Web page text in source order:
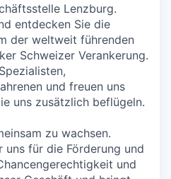
Lenzburg.
entdecken Sie die
der weltweit führenden
Schweizer Verankerung.
und freuen uns
uns zusätzlich beflügeln.
zu wachsen.
uns für die Förderung und
und